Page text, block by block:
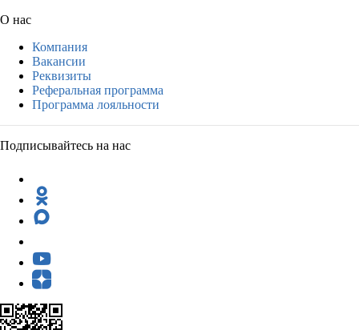
О нас
Компания
Вакансии
Реквизиты
Реферальная программа
Программа лояльности
Подписывайтесь на нас